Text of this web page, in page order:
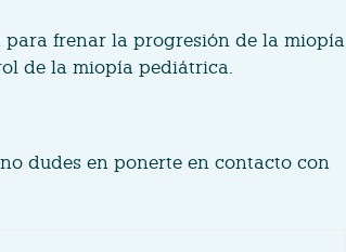
frenar la progresión de la miopía
de la miopía pediátrica.
dudes en ponerte en contacto con